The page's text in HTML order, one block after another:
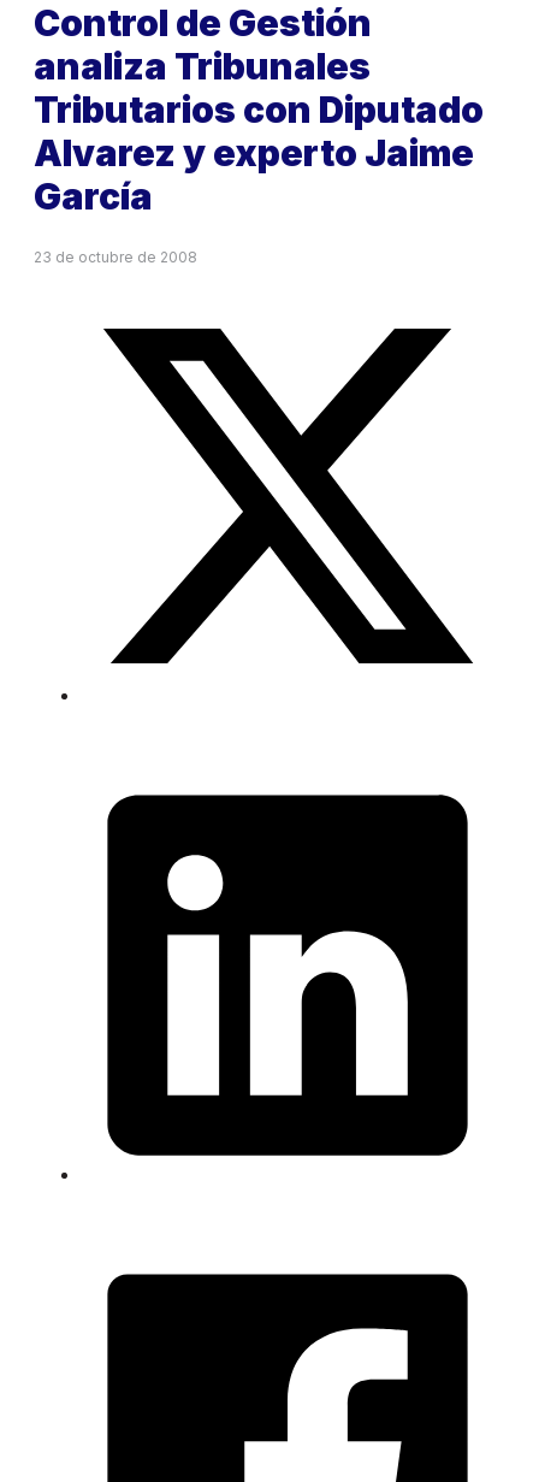
Control de Gestión
analiza Tribunales
Tributarios con Diputado
Alvarez y experto Jaime
García
23 de octubre de 2008